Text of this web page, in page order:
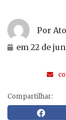
Por
em 22 de
Compartilhar: